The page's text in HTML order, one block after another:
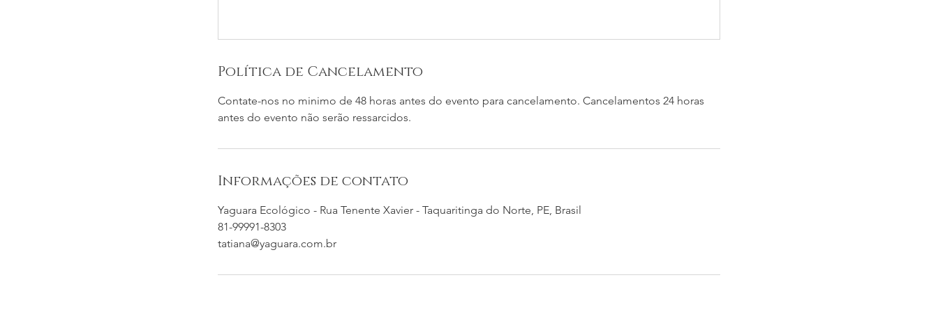
Política de Cancelamento
Contate-nos no minimo de 48 horas antes do evento para cancelamento. Cancelamentos 24 horas
antes do evento não serão ressarcidos.
Informações de contato
Yaguara Ecológico - Rua Tenente Xavier - Taquaritinga do Norte, PE, Brasil
81-99991-8303
tatiana@yaguara.com.br